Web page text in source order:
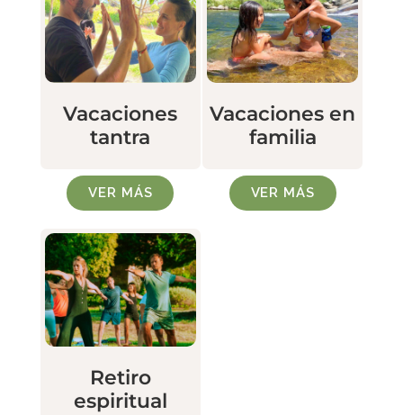
Vacaciones
tantra
VER MÁS
Vacaciones en
familia
VER MÁS
Retiro
espiritual